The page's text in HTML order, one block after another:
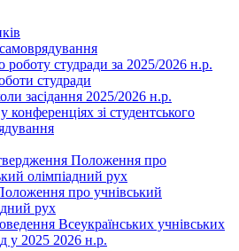
роботу студради за 2025/2026 н.р.
студради
засідання 2025/2026 н.р.
конференціях зі студентського
Положення про
олімпіадний рух
про учнівський
рух
Всеукраїнських учнівських
у 2025 2026 н.р.